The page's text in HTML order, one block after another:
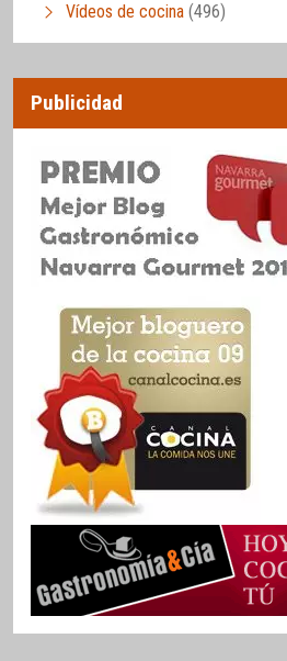
Vídeos de cocina (496)
Publicidad